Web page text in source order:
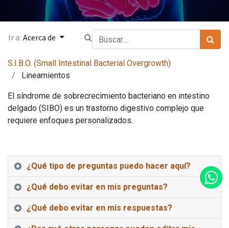
Ir a: Acerca de
S.I.B.O. (Small Intestinal Bacterial Overgrowth)
Lineamientos
El síndrome de sobrecrecimiento bacteriano en intestino
delgado (SIBO) es un trastorno digestivo complejo que
requiere enfoques personalizados.
¿Qué tipo de preguntas puedo hacer aquí?
¿Qué debo evitar en mis preguntas?
¿Qué debo evitar en mis respuestas?